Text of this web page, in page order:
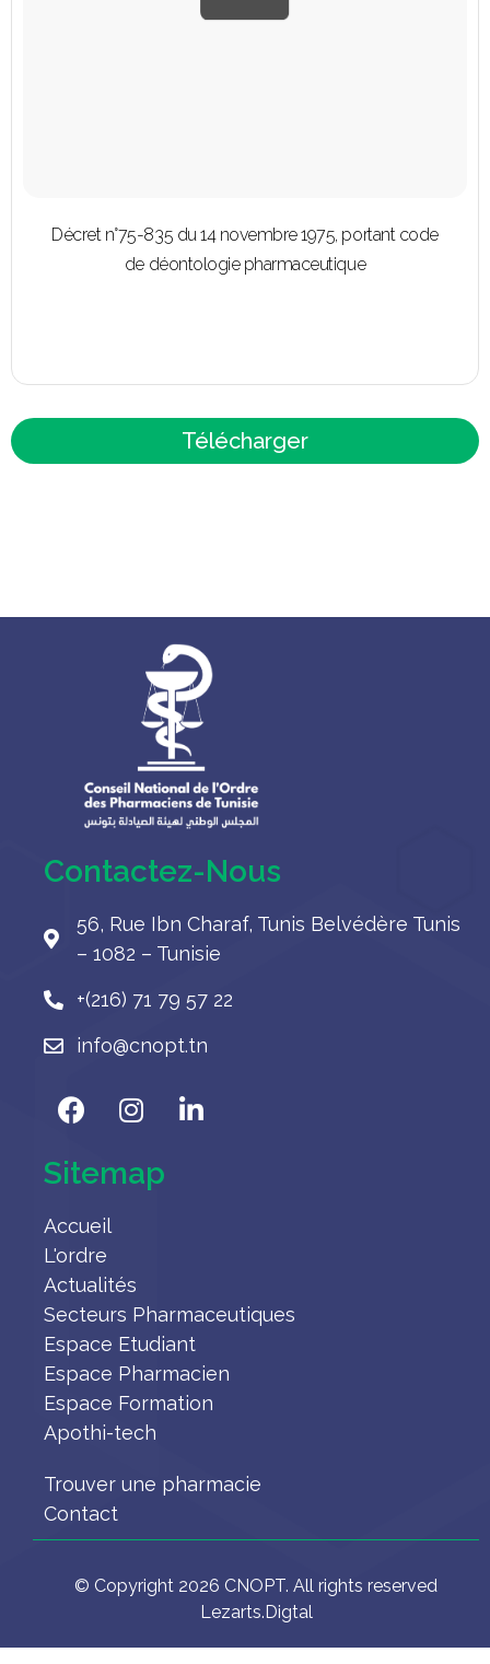
Décret n°75-835 du 14 novembre 1975, portant code
de déontologie pharmaceutique
Télécharger
Contactez-Nous
56, Rue Ibn Charaf, Tunis Belvédère Tunis
– 1082 – Tunisie
+(216) 71 79 57 22
info@cnopt.tn
Sitemap
Accueil
L'ordre
Actualités
Secteurs Pharmaceutiques
Espace Etudiant
Espace Pharmacien
Espace Formation
Apothi-tech
Trouver une pharmacie
Contact
© Copyright 2026 CNOPT. All rights reserved
Lezarts.Digtal